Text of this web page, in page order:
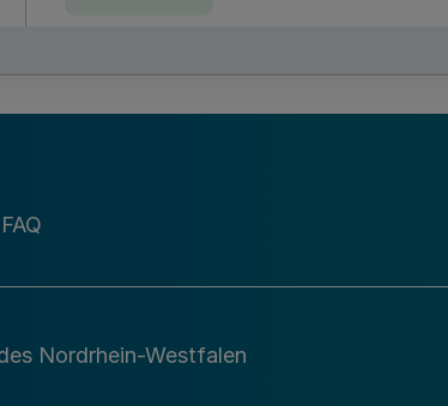
FAQ
Nordrhein-Westfalen